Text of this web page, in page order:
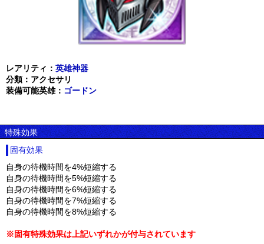
レアリティ： 英雄神器
分類：アクセサリ
装備可能英雄： ゴードン
特殊効果
固有効果
自身の待機時間を4%短縮する
自身の待機時間を5%短縮する
自身の待機時間を6%短縮する
自身の待機時間を7%短縮する
自身の待機時間を8%短縮する
※固有特殊効果は上記いずれかが付与されています